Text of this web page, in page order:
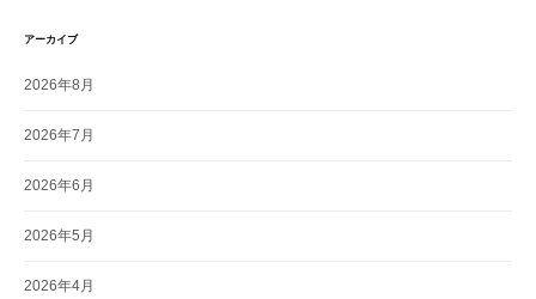
アーカイブ
2026年8月
2026年7月
2026年6月
2026年5月
2026年4月